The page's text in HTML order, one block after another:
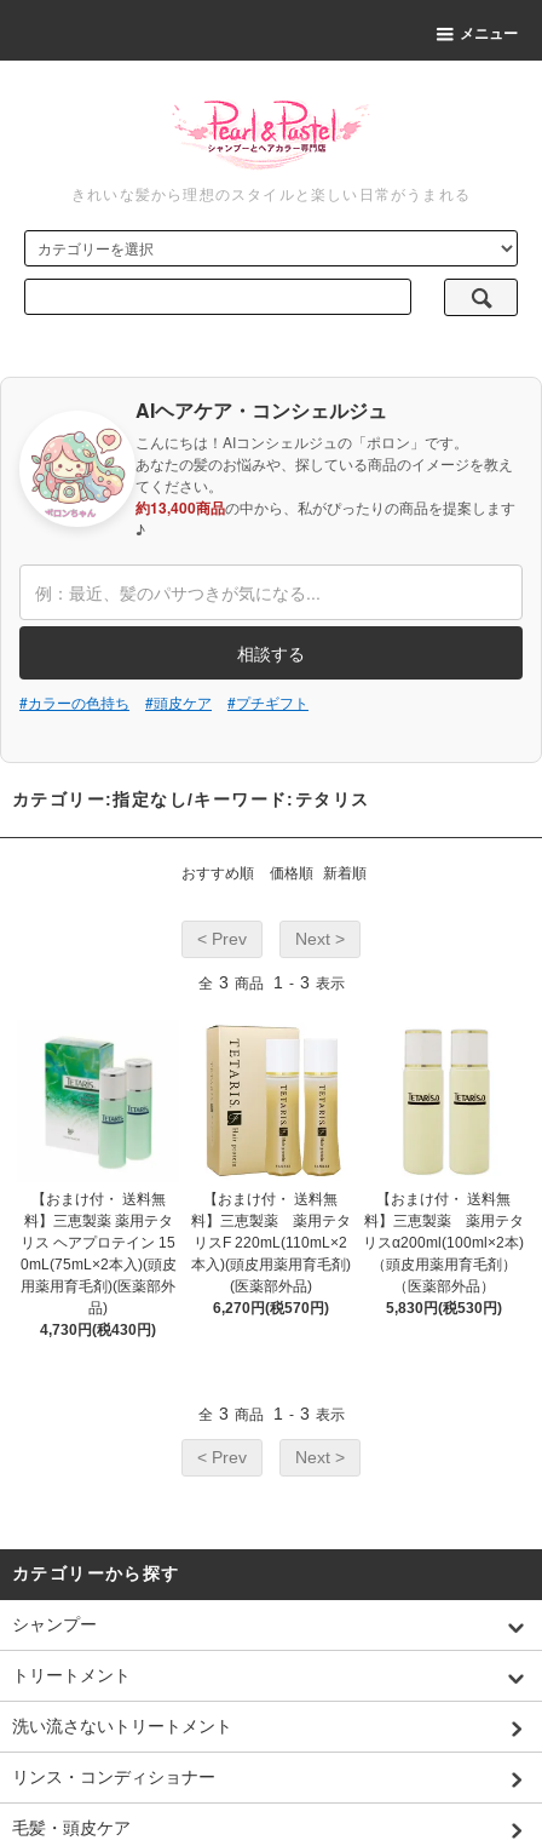
メニュー
きれいな髪から理想のスタイルと楽しい日常がうまれる
AIヘアケア・コンシェルジュ
こんにちは！AIコンシェルジュの「ポロン」です。
あなたの髪のお悩みや、探している商品のイメージを教え
てください。
約13,400商品の中から、私がぴったりの商品を提案します
♪
相談する
#カラーの色持ち #頭皮ケア #プチギフト
カテゴリー:指定なし/キーワード:テタリス
おすすめ順 価格順 新着順
< Prev Next >
全 3 商品 1 - 3 表示
【おまけ付・ 送料無
料】三恵製薬 薬用テタ
リス ヘアプロテイン 15
0mL(75mL×2本入)(頭皮
用薬用育毛剤)(医薬部外
品)
4,730円(税430円)
【おまけ付・ 送料無
料】三恵製薬 薬用テタ
リスF 220mL(110mL×2
本入)(頭皮用薬用育毛剤)
(医薬部外品)
6,270円(税570円)
【おまけ付・ 送料無
料】三恵製薬 薬用テタ
リスα200ml(100ml×2本)
（頭皮用薬用育毛剤）
（医薬部外品）
5,830円(税530円)
全 3 商品 1 - 3 表示
< Prev Next >
カテゴリーから探す
シャンプー
トリートメント
洗い流さないトリートメント
リンス・コンディショナー
毛髪・頭皮ケア